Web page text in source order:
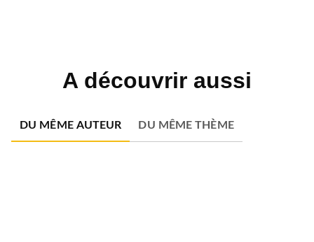
A découvrir aussi
DU MÊME AUTEUR DU MÊME THÈME